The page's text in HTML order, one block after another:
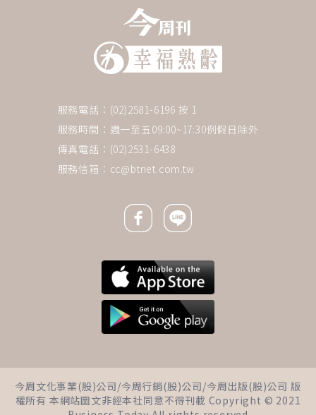
「心梗猝死」三分之二有前兆！
胸悶、氣喘、左肩酸麻…心臟權
服務電話：(02)2581-6196 按 1
服務時間：週一至五09:00~17:30例假日除外
傳真電話：(02)2531-6438
服務信箱： cc@btnet.com.tw
Facebook icon
Line icon
今周文化事業(股)公司/今周行銷(股)公司/今周出版(股)公司 版
權所有 本網站圖文非經本社同意不得刊載 Copyright © 2021